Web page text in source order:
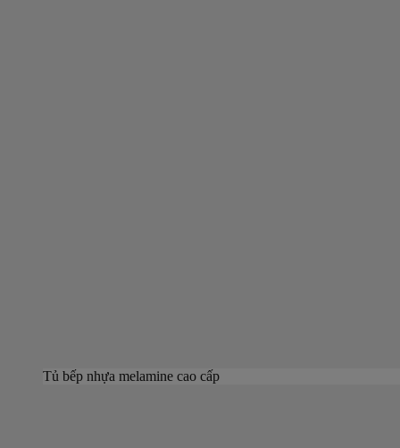
Tủ bếp nhựa melamine cao cấp